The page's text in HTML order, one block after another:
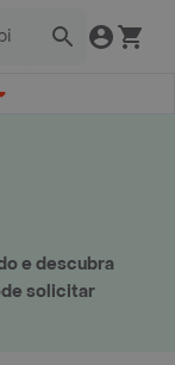
e descubra
solicitar